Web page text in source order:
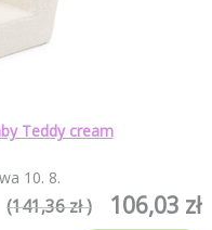
Teddy cream
10. 8.
106,03 zł
(141,36 zł )